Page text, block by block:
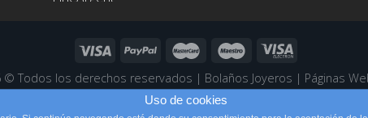
era:
67,00€.64,00€.
© Todos los derechos reservados | Bolaños Joyeros | Páginas
Uso de cookies